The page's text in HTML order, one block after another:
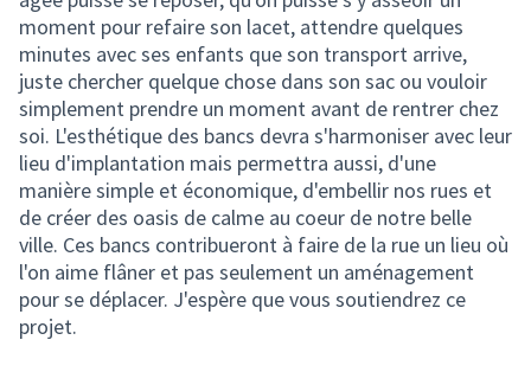
moment pour refaire son lacet, attendre quelques
minutes avec ses enfants que son transport arrive,
juste chercher quelque chose dans son sac ou vouloir
simplement prendre un moment avant de rentrer chez
soi. L'esthétique des bancs devra s'harmoniser avec leur
lieu d'implantation mais permettra aussi, d'une
manière simple et économique, d'embellir nos rues et
de créer des oasis de calme au coeur de notre belle
ville. Ces bancs contribueront à faire de la rue un lieu où
l'on aime flâner et pas seulement un aménagement
pour se déplacer. J'espère que vous soutiendrez ce
projet.